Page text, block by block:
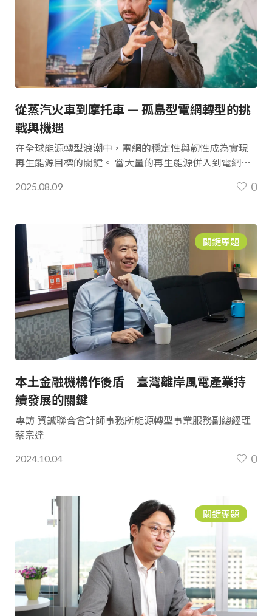
從蒸汽火車到摩托車 — 孤島型電網轉型的挑
戰與機遇
在全球能源轉型浪潮中，電網的穩定性與韌性成為實現
再生能源目標的關鍵。 當大量的再生能源併入到電網，
（inertia） 」遂成為關鍵點。
2025.08.09 0
關鍵專題
本土金融機構作後盾 臺灣離岸風電產業持
續發展的關鍵
專訪 資誠聯合會計師事務所能源轉型事業服務副總經理
蔡宗達
2024.10.04 0
關鍵專題